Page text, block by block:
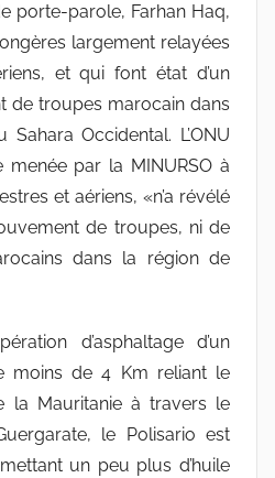
porte-parole, Farhan Haq,
largement relayées
et qui font état d’un
de troupes marocain dans
Occidental. L’ONU
menée par la MINURSO à
et aériens, «n’a révélé
de troupes, ni de
dans la région de
d’asphaltage d’un
moins de 4 Km reliant le
la Mauritanie à travers le
le Polisario est
un peu plus d’huile